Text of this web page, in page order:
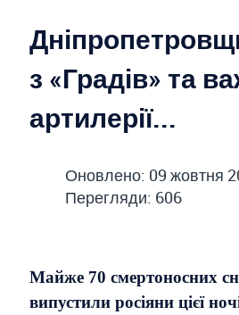
з «Градів» та
артилерії...
Оновлено: 09 жовтня
Перегляди: 606
Майже 70 смертоносних
випустили росіяни цієї